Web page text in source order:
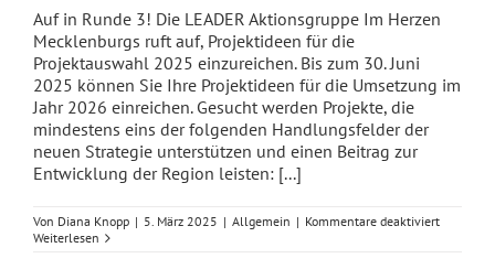
Auf in Runde 3! Die LEADER Aktionsgruppe Im Herzen
Mecklenburgs ruft auf, Projektideen für die
Projektauswahl 2025 einzureichen. Bis zum 30. Juni
2025 können Sie Ihre Projektideen für die Umsetzung im
Jahr 2026 einreichen. Gesucht werden Projekte, die
mindestens eins der folgenden Handlungsfelder der
neuen Strategie unterstützen und einen Beitrag zur
Entwicklung der Region leisten: [...]
Von Diana Knopp | 5. März 2025 | Allgemein | Kommentare deaktiviertfür
Weiterlesen